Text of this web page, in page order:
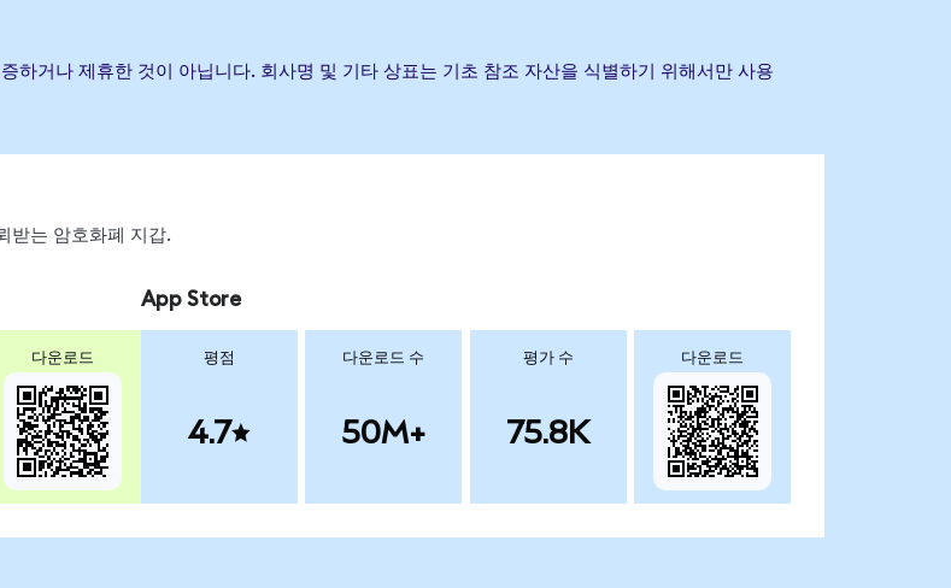
하거나 제휴한 것이 아닙니다. 회사명 및 기타 상표는 기초 참조 자산을 식별하기 위해서만 사용
받는 암호화폐 지갑.
다운로드
App Store
평점
4.7
다운로드 수
50M+
평가 수
75.8K
다운로드